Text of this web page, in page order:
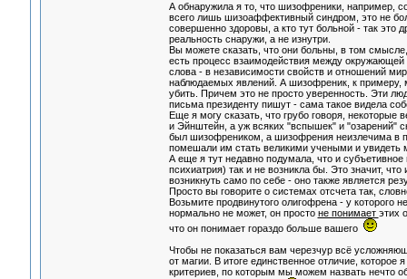
А обнаружила я то, что шизофреники, например,
всего лишь шизоаффективный синдром, это не
совершенно здоровы, а кто тут больной - так это
реальность снаружи, а не изнутри.
Вы можете сказать, что они больны, в том
есть процесс взаимодействия между
слова - в независимости свойств и отношений
наблюдаемых явлений. А шизофреник, к примеру,
убить. Причем это не просто уверенность. Эти
письма президенту пишут - сама такое видела
Еще я могу сказать, что грубо говоря, некоторые
и Эйнштейн, а уж всяких "вспышек" и "озарений"
был шизофреником, а шизофрения неизлечима в
помешали им стать великими учеными и увидеть
А еще я тут недавно подумала, что и
психиатрия) так и не возникла бы. Это значит,
возникнуть само по себе - оно также является
Просто вы говорите о системах отсчета так,
Возьмите продвинутого олигофрена - у которого
нормально не может, он просто не понимает этих
что он понимает гораздо больше вашего
Чтобы не показаться вам черезчур всё
от магии. В итоге единственное отличие,
критериев, по которым мы можем назвать нечто